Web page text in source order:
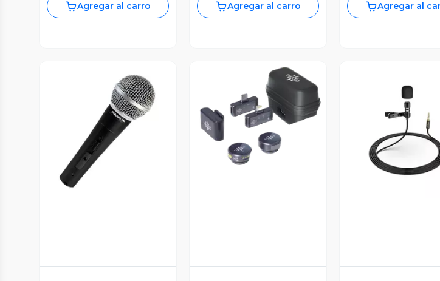
Agregar al carro Agregar al carro Agregar al
Vista Previa
Vista Previa
Vista Previa